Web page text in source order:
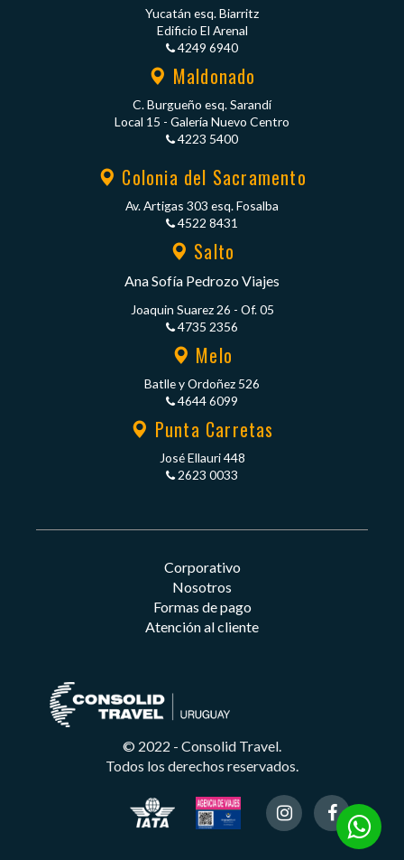
Yucatán esq. Biarritz
Edificio El Arenal
4249 6940
Maldonado
C. Burgueño esq. Sarandí
Local 15 - Galería Nuevo Centro
4223 5400
Colonia del Sacramento
Av. Artigas 303 esq. Fosalba
4522 8431
Salto
Ana Sofía Pedrozo Viajes
Joaquin Suarez 26 - Of. 05
4735 2356
Melo
Batlle y Ordoñez 526
4644 6099
Punta Carretas
José Ellauri 448
2623 0033
Corporativo
Nosotros
Formas de pago
Atención al cliente
© 2022 - Consolid Travel.
Todos los derechos reservados.